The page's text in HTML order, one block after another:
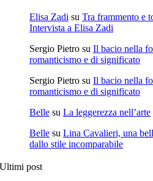
Elisa Zadi su Tra frammento e
Intervista a Elisa Zadi
Sergio Pietro su Il bacio nella
romanticismo e di significato
Sergio Pietro su Il bacio nella
romanticismo e di significato
Belle su La leggerezza nell’arte
Belle su Lina Cavalieri, una
dallo stile incomparabile
Ultimi post